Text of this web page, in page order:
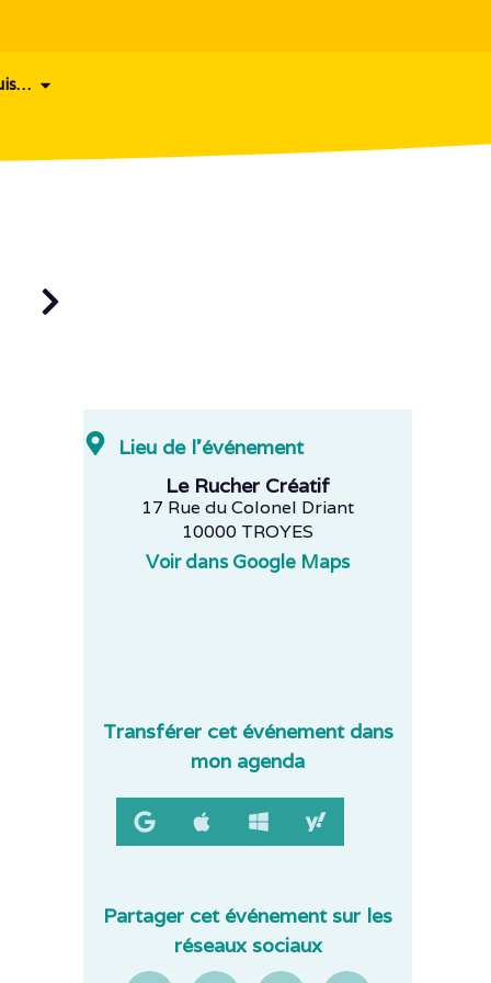
Lieu de l'événement
Le Rucher Créatif
17 Rue du Colonel Driant
10000 TROYES
Voir dans Google Maps
Transférer cet événement dans
mon agenda
Partager cet événement sur les
réseaux sociaux